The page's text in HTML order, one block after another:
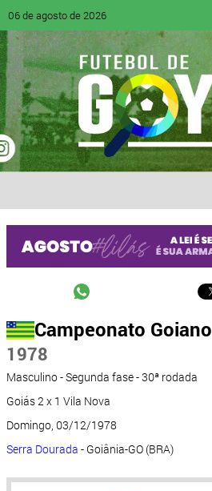
06 de agosto de 2026
Campeonato Goiano
1978
Masculino - Segunda fase - 30ª rodada
Goiás 2 x 1 Vila Nova
Domingo, 03/12/1978
Serra Dourada - Goiânia-GO (BRA)